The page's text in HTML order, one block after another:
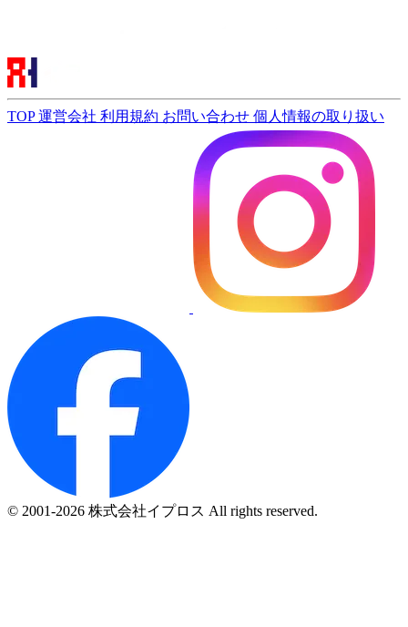
TOP運営会社 利用規約 お問い合わせ 個人情報の取り扱い
© 2001-2026 株式会社イプロス All rights reserved.